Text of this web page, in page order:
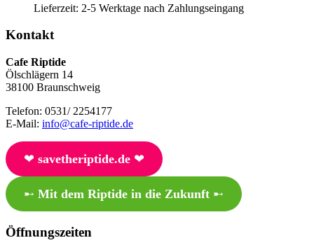
Lieferzeit: 2-5 Werktage nach Zahlungseingang
Kontakt
Cafe Riptide
Ölschlägern 14
38100 Braunschweig
Telefon: 0531/ 2254177
E-Mail: info@cafe-riptide.de
❤︎ savetheriptide.de❤︎
➸ Mit dem Riptide in die Zukunft➸
Öffnungszeiten